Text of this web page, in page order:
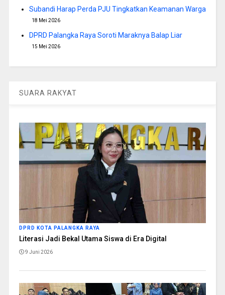
Subandi Harap Perda PJU Tingkatkan Keamanan Warga
18 Mei 2026
DPRD Palangka Raya Soroti Maraknya Balap Liar
15 Mei 2026
SUARA RAKYAT
DPRD KOTA PALANGKA RAYA
Literasi Jadi Bekal Utama Siswa di Era Digital
9 Juni 2026